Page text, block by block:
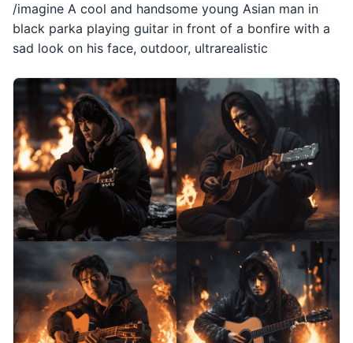
/imagine A cool and handsome young Asian man in
black parka playing guitar in front of a bonfire with a
sad look on his face, outdoor, ultrarealistic